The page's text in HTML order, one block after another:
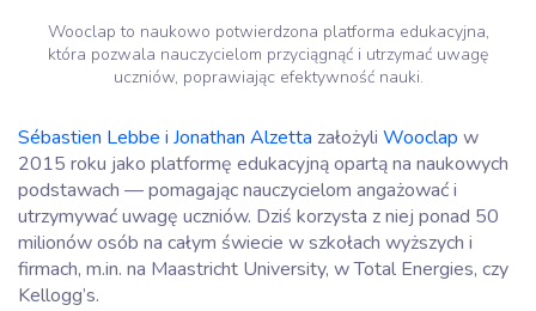
Wooclap to naukowo potwierdzona platforma edukacyjna,
która pozwala nauczycielom przyciągnąć i utrzymać uwagę
uczniów, poprawiając efektywność nauki.
Sébastien Lebbe i Jonathan Alzetta założyli Wooclap w
2015 roku jako platformę edukacyjną opartą na naukowych
podstawach — pomagając nauczycielom angażować i
utrzymywać uwagę uczniów. Dziś korzysta z niej ponad 50
milionów osób na całym świecie w szkołach wyższych i
firmach, m.in. na Maastricht University, w Total Energies, czy
Kellogg’s.